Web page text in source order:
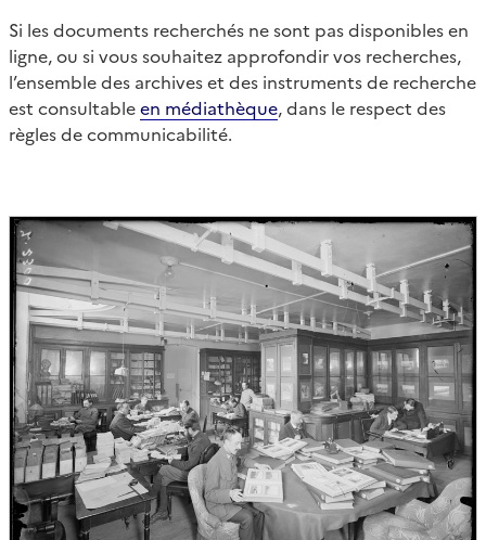
Si les documents recherchés ne sont pas disponibles en
ligne, ou si vous souhaitez approfondir vos recherches,
l’ensemble des archives et des instruments de recherche
est consultableen médiathèque, dans le respect des
règles de communicabilité.